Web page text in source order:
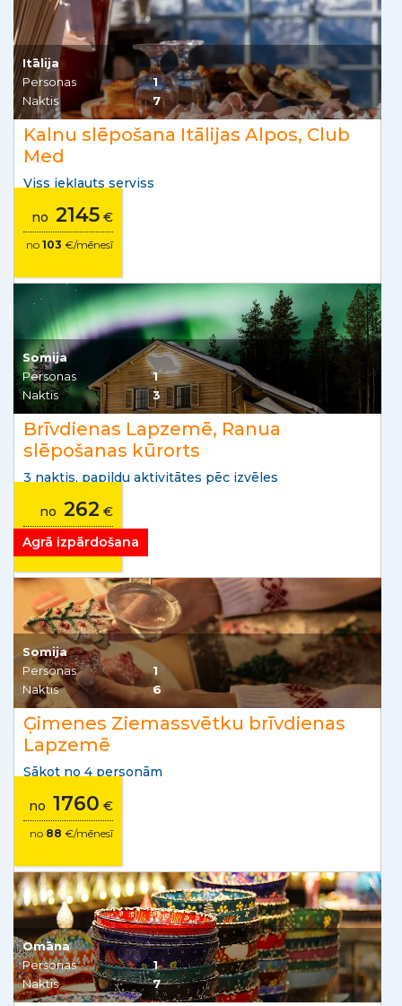
Itālija
Personas
1
Naktis
7
Kalnu slēpošana Itālijas Alpos, Club
Med
Viss iekļauts serviss
no 2145 €
no 103 €/mēnesī
Somija
Personas
1
Naktis
3
Brīvdienas Lapzemē, Ranua
slēpošanas kūrorts
3 naktis, papildu aktivitātes pēc izvēles
no 262 €
Agrā izpārdošana
Somija
Personas
1
Naktis
6
Ģimenes Ziemassvētku brīvdienas
Lapzemē
Sākot no 4 personām
no 1760 €
no 88 €/mēnesī
Omāna
Personas
1
Naktis
7